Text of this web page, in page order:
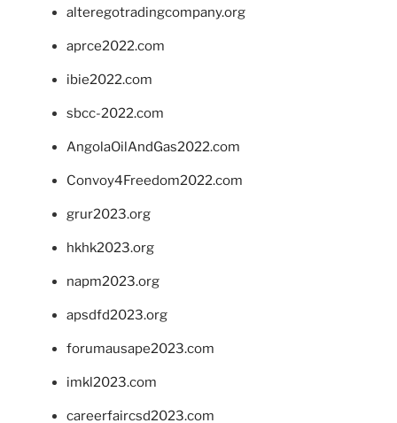
alteregotradingcompany.org
aprce2022.com
ibie2022.com
sbcc-2022.com
AngolaOilAndGas2022.com
Convoy4Freedom2022.com
grur2023.org
hkhk2023.org
napm2023.org
apsdfd2023.org
forumausape2023.com
imkl2023.com
careerfaircsd2023.com